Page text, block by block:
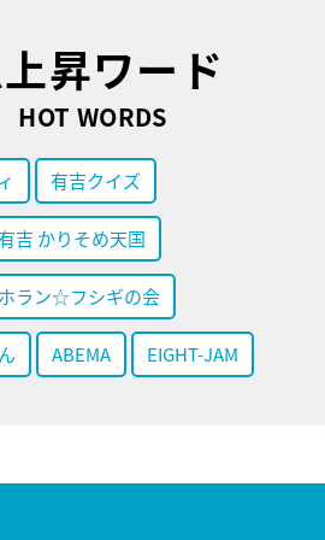
昇ワード
HOT WORDS
有吉クイズ
吉 かりそめ天国
ラン☆フシギの会
ABEMA EIGHT-JAM